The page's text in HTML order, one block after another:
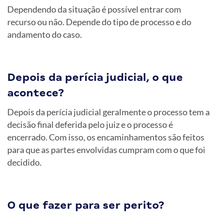
Dependendo da situação é possível entrar com
recurso ou não. Depende do tipo de processo e do
andamento do caso.
Depois da perícia judicial, o que
acontece?
Depois da perícia judicial geralmente o processo tem a
decisão final deferida pelo juiz e o processo é
encerrado. Com isso, os encaminhamentos são feitos
para que as partes envolvidas cumpram com o que foi
decidido.
O que fazer para ser perito?